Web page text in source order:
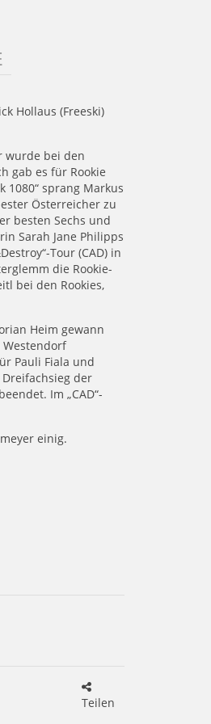
Hollaus (Freeski)
wurde bei den
gab es für Rookie
1080“ sprang Markus
Österreicher zu
besten Sechs und
Sarah Jane Philipps
Tour (CAD) in
die Rookie-
bei den Rookies,
Heim gewann
Westendorf
Pauli Fiala und
der
Im „CAD“-
einig.
Teilen